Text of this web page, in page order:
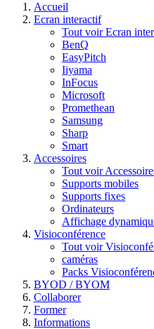
Accueil
Ecran interactif
Tout voir Ecran
BenQ
EasyPitch
Iiyama
InFocus
Microsoft
Promethean
Samsung
Sharp
Smart
Accessoires
Tout voir
Supports mobiles
Supports fixes
Ordinateurs
Affichage
Visioconférence
Tout voir
caméras
Packs
BYOD / BYOM
Collaborer
Former
Informations